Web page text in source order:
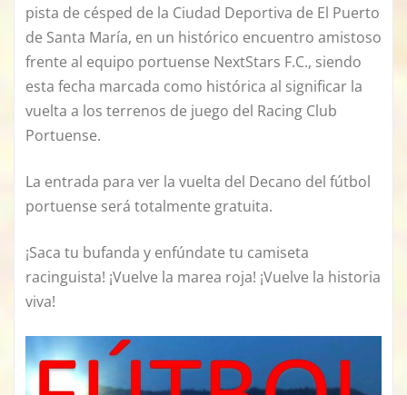
pista de césped de la Ciudad Deportiva de El Puerto
de Santa María, en un histórico encuentro amistoso
frente al equipo portuense NextStars F.C., siendo
esta fecha marcada como histórica al significar la
vuelta a los terrenos de juego del Racing Club
Portuense.
La entrada para ver la vuelta del Decano del fútbol
portuense será totalmente gratuita.
¡Saca tu bufanda y enfúndate tu camiseta
racinguista! ¡Vuelve la marea roja! ¡Vuelve la historia
viva!